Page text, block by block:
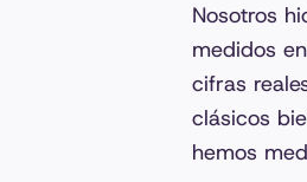
Nosotros
medidos
cifras
clásicos
hemos